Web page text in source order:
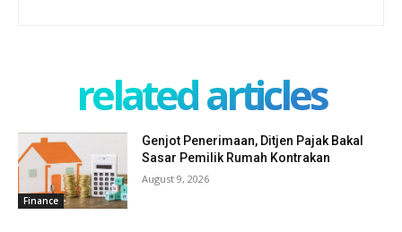
related articles
Finance
Genjot Penerimaan, Ditjen Pajak Bakal
Sasar Pemilik Rumah Kontrakan
August 9, 2026